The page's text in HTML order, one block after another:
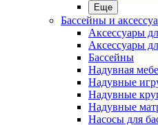
Еще
Бассейны и
Аксессуары
Аксессуары
Бассейны
Надувная
Надувные
Надувные
Надувные
Насосы для